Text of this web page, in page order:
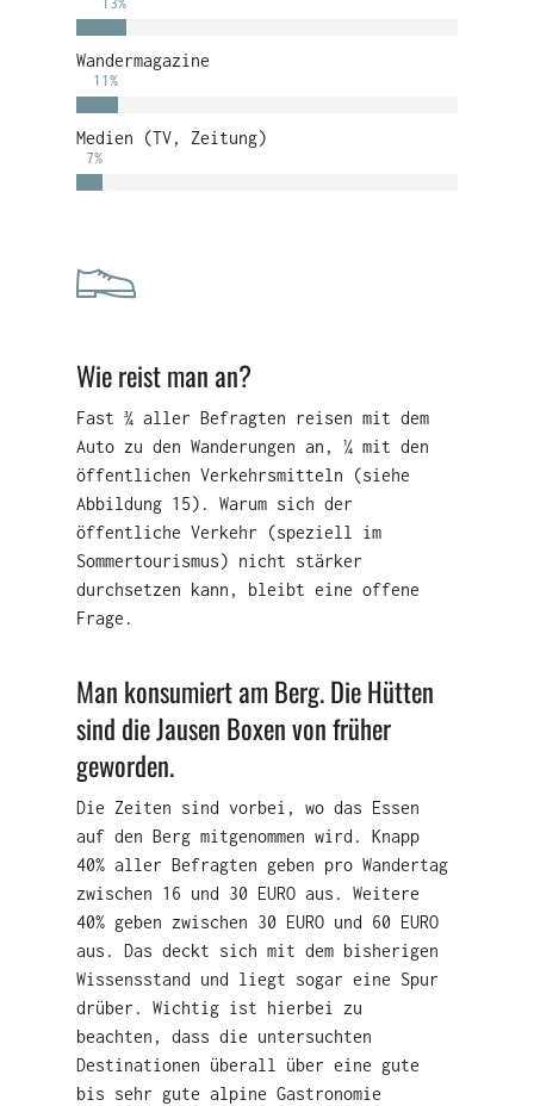
Wandermagazine
11%
Medien (TV, Zeitung)
7%
Wie reist man an?
Fast ¾ aller Befragten reisen mit dem
Auto zu den Wanderungen an, ¼ mit den
öffentlichen Verkehrsmitteln (siehe
Abbildung 15). Warum sich der
öffentliche Verkehr (speziell im
Sommertourismus) nicht stärker
durchsetzen kann, bleibt eine offene
Frage.
Man konsumiert am Berg. Die Hütten
sind die Jausen Boxen von früher
geworden.
Die Zeiten sind vorbei, wo das Essen
auf den Berg mitgenommen wird. Knapp
40% aller Befragten geben pro Wandertag
zwischen 16 und 30 EURO aus. Weitere
40% geben zwischen 30 EURO und 60 EURO
aus. Das deckt sich mit dem bisherigen
Wissensstand und liegt sogar eine Spur
drüber. Wichtig ist hierbei zu
beachten, dass die untersuchten
Destinationen überall über eine gute
bis sehr gute alpine Gastronomie